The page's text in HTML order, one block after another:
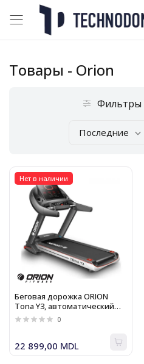
Товары - Orion
Фильтры
Последние
Нет в наличии
Беговая дорожка ORION
Tona Y3, автоматический
наклон, 18,8 км/ч, 150 кг
0
22 899,00 MDL